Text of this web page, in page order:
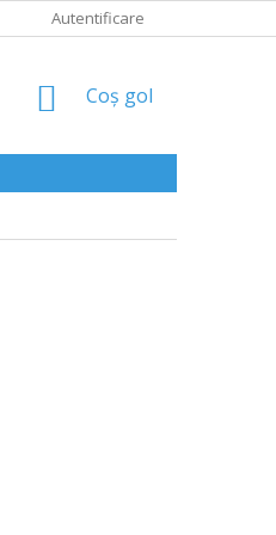
Autentificare
COŞ
CUMPĂRĂTURI
Coş gol